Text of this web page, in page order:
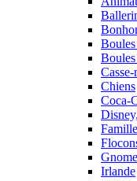
Chiens
Coca-
Irlande